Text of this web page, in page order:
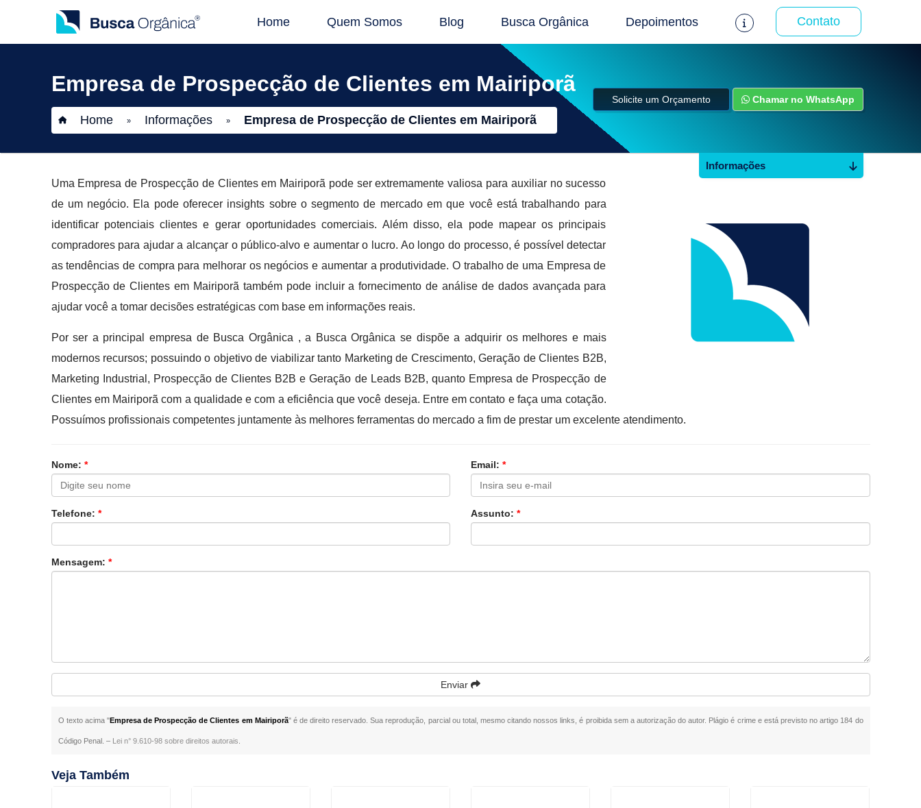
Home Quem Somos Blog Busca Orgânica Depoimentos Contato
Empresa de Prospecção de Clientes em Mairiporã
Home » Informações » Empresa de Prospecção de Clientes em Mairiporã
Solicite um Orçamento Chamar no WhatsApp
Uma Empresa de Prospecção de Clientes em Mairiporã pode ser extremamente valiosa para auxiliar no sucesso
de um negócio. Ela pode oferecer insights sobre o segmento de mercado em que você está trabalhando para
identificar potenciais clientes e gerar oportunidades comerciais. Além disso, ela pode mapear os principais
compradores para ajudar a alcançar o público-alvo e aumentar o lucro. Ao longo do processo, é possível detectar
as tendências de compra para melhorar os negócios e aumentar a produtividade. O trabalho de uma Empresa de
Prospecção de Clientes em Mairiporã também pode incluir a fornecimento de análise de dados avançada para
ajudar você a tomar decisões estratégicas com base em informações reais.
Por ser a principal empresa de Busca Orgânica , a Busca Orgânica se dispõe a adquirir os melhores e mais
modernos recursos; possuindo o objetivo de viabilizar tanto Marketing de Crescimento, Geração de Clientes B2B,
Marketing Industrial, Prospecção de Clientes B2B e Geração de Leads B2B, quanto Empresa de Prospecção de
Clientes em Mairiporã com a qualidade e com a eficiência que você deseja. Entre em contato e faça uma cotação.
Possuímos profissionais competentes juntamente às melhores ferramentas do mercado a fim de prestar um excelente atendimento.
Nome: * Email: *
Telefone: * Assunto: *
Mensagem: *
Enviar
O texto acima "Empresa de Prospecção de Clientes em Mairiporã" é de direito reservado. Sua reprodução, parcial ou total, mesmo citando nossos links, é proibida sem a autorização do autor. Plágio é crime e está previsto no artigo 184 do
Código Penal. – Lei n° 9.610-98 sobre direitos autorais
Informações
Veja Também